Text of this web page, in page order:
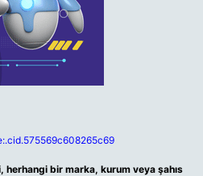
herhangi bir marka, kurum veya şahıs